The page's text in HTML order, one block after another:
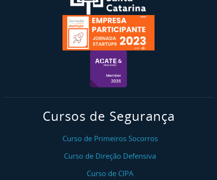
Cursos de Segurança
Curso de Primeiros Socorros
Curso de Direção Defensiva
Curso de CIPA